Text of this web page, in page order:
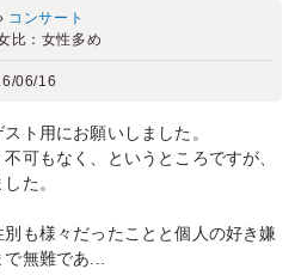
› コンサート
比： 女性多め
06/16
ト用にお願いしました。
可もなく、というところですが、
た。
も様々だったことと個人の好き嫌
無難であ...